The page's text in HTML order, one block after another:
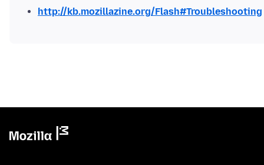
http://kb.mozillazine.org/Flash#Troubleshooting